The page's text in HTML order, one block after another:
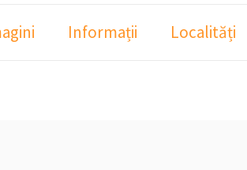
Informații Localități